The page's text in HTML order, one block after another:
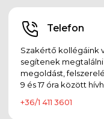
Telefon
Szakértő kollégáink
segítenek
megoldást,
9 és 17 óra között
+36/1 411 3601